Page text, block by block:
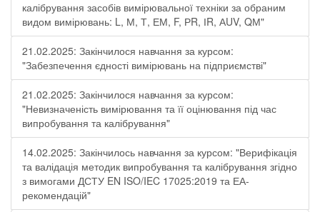
калібрування засобів вимірювальної техніки за обраним
видом вимірювань: L, М, Т, ЕМ, F, РR, ІR, АUV, QМ"
21.02.2025: Закінчилося навчання за курсом:
"Забезпечення єдності вимірювань на підприємстві"
21.02.2025: Закінчилося навчання за курсом:
"Невизначеність вимірювання та її оцінювання під час
випробування та калібрування"
14.02.2025: Закінчилось навчання за курсом: "Верифікація
та валідація методик випробування та калібрування згідно
з вимогами ДСТУ EN ISO/IEC 17025:2019 та ЕА-
рекомендацій"